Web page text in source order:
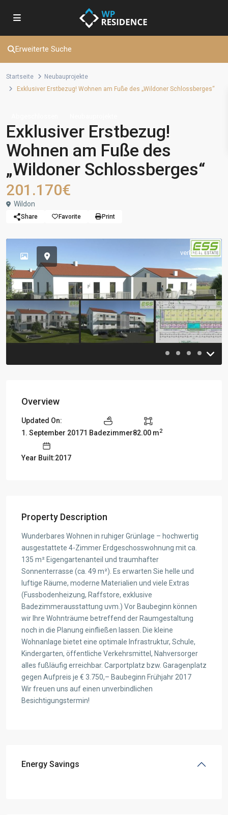
Erweiterte Suche
Startseite
Neubauprojekte
Exklusiver Erstbezug! Wohnen am Fuße des „Wildoner Schlossberges“
Exklusiver Erstbezug!
Wohnen am Fuße des
„Wildoner Schlossberges“
201.170€
Wildon
Share Favorite Print
verkauft
Previous
Overview
Updated On:
1. September 20171 Badezimmer82.00 m2
Year Built:2017
Property Description
Wunderbares Wohnen in ruhiger Grünlage – hochwertig
ausgestattete 4-Zimmer Erdgeschosswohnung mit ca.
135 m² Eigengartenanteil und traumhafter
Sonnenterrasse (ca. 49 m²). Es erwarten Sie helle und
luftige Räume, moderne Materialien und viele Extras
(Fussbodenheizung, Raffstore, exklusive
Badezimmerausstattung uvm.) Vor Baubeginn können
wir Ihre Wohnträume betreffend der Raumgestaltung
noch in die Planung einfließen lassen. Die kleine
Wohnanlage bietet eine optimale Infrastruktur, Schule,
Kindergarten, öffentliche Verkehrsmittel, Nahversorger
alles fußläufig erreichbar. Carportplatz bzw. Garagenplatz
gegen Aufpreis je € 3.750,– Baubeginn Frühjahr 2017
Wir freuen uns auf einen unverbindlichen
Besichtigungstermin!
Energy Savings